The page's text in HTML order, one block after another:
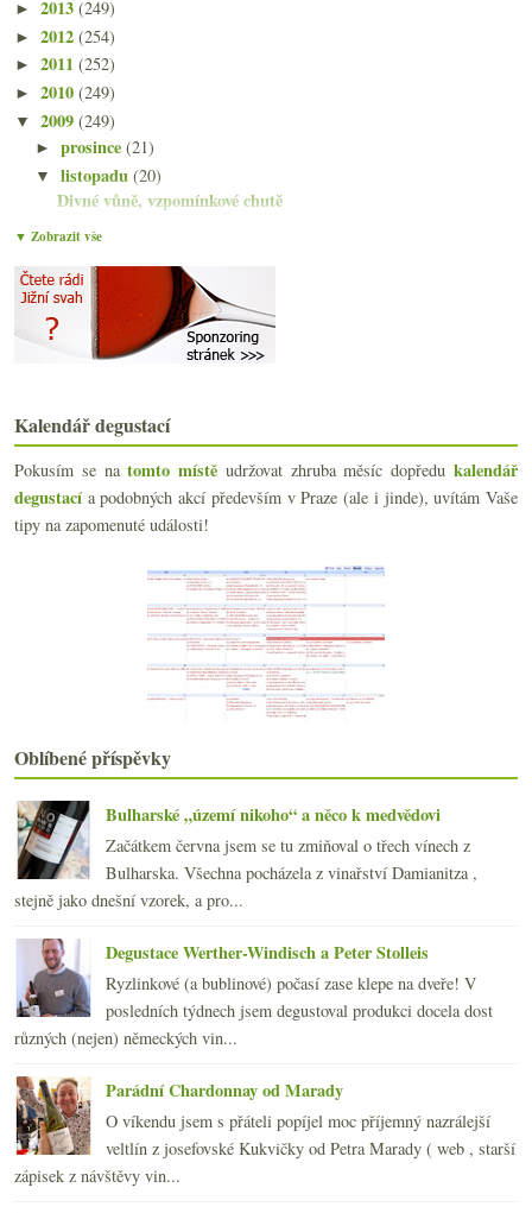
► 2013 (249)
► 2012 (254)
► 2011 (252)
► 2010 (249)
▼ 2009 (249)
►prosince(21)
▼listopadu(20)
Divné vůně, vzpomínkové chutě
Chvála německých kabinetů
Výzva na souboj
Poznámky podvečerního šera
Bublinky vinařství Bruno Paillard
Čtyřikrát Beaujolais Nouveau
Bílé, růžové, červené… Svatomartinské
George Riedel a skleničková show
Švábská bílá směska
Jak vzniká šampaňské v obrazech
Staré mapy a víno z konce osmdesátých
Když se daří Ryzlink i Pinot
Lékárenská vzpomínka na Maltu
Výsledky ankety „Ovocná (rybíz, třešně, jablka,…) ...
Polední pauza s galadegustací Kupmeto
Champagne podzimní a nejen šumivá
► září (21)
►srpna(21)
►července (18)
► června
►května
dubna
března
►února(20)
►ledna (20)
►2008(270)
►2007(108)
▼ Zobrazit vše
Kalendář degustací
Pokusím se natomto místě udržovat zhruba měsíc dopředukalendář
degustacía podobných akcí především v Praze (ale i jinde), uvítám Vaše
tipy na zapomenuté události!
Oblíbené příspěvky
Bulharské „území nikoho“ a něco k medvědovi
Začátkem června jsem se tu zmiňoval o třech vínech z
Bulharska. Všechna pocházela z vinařství Damianitza ,
stejně jako dnešní vzorek, a pro...
Degustace Werther-Windisch a Peter Stolleis
Ryzlinkové (a bublinové) počasí zase klepe na dveře! V
posledních týdnech jsem degustoval produkci docela dost
různých (nejen) německých vin...
Parádní Chardonnay od Marady
O víkendu jsem s přáteli popíjel moc příjemný nazrálejší
veltlín z josefovské Kukvičky od Petra Marady ( web , starší
zápisek z návštěvy vin...